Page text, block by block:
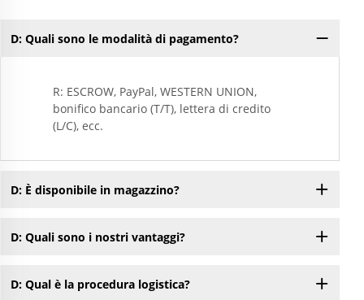
D: Quali sono le modalità di pagamento?
R: ESCROW, PayPal, WESTERN UNION,
bonifico bancario (T/T), lettera di credito
(L/C), ecc.
D: È disponibile in magazzino?
D: Quali sono i nostri vantaggi?
D: Qual è la procedura logistica?